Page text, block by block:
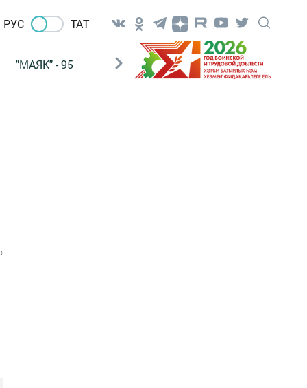
РУС ТАТ
"МАЯК" - 95 "ГУЛЬСТАН" НАШ ПОЧТАЛЬОН